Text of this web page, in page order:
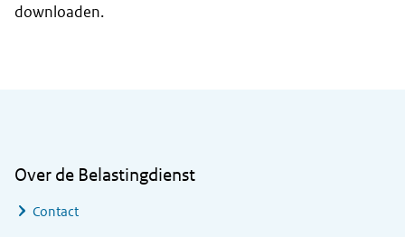
downloaden.
Over de Belastingdienst
Contact